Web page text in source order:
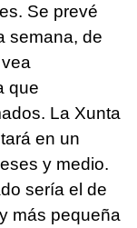
Se prevé
semana, de
que
La Xunta
en un
y medio.
sería el de
más pequeña